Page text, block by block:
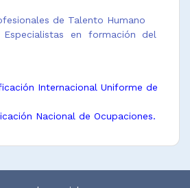
de Talento Humano
Especialistas en formación del
Internacional Uniforme de
Nacional de Ocupaciones.